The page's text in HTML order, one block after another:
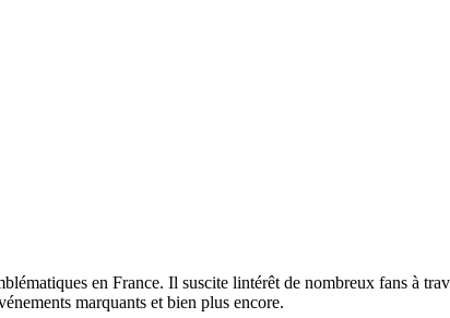
en France. Il suscite lintérêt de nombreux fans à
marquants et bien plus encore.